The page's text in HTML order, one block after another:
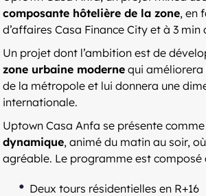
composante hôtelière de la zone, en
d’affaires Casa Finance City et à 3 min
Un projet dont l’ambition est de
zone urbaine moderne qui améliorera
de la métropole et lui donnera une
internationale.
Uptown Casa Anfa se présente
dynamique, animé du matin au soir,
agréable. Le programme est composé
Deux tours résidentielles en R+16